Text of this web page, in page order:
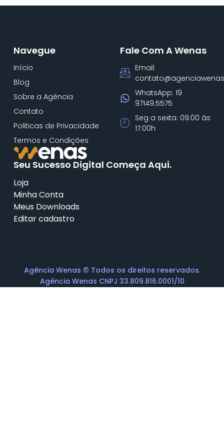
Seu Sucesso Digital Começa Aqui.
Loja
Minha Conta
Meus Downloads
Editar cadastro
Navegue
Início
Blog
Sobre a Agência
Contato
Politicas de Privacidade
Termos e Condições
Fale Com A Wenas
Email:
WhatsApp: 19
97149.5575
Seg a sexta: 09:00 às
17:00h
Agência Wenas © Todos os direitos reservados.
Agência Wenas CNPJ 33.809.816.0001/10